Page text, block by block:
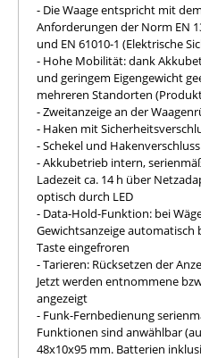
- Die Waage entspricht mit
Anforderungen der Norm EN
und EN 61010-1 (Elektrische
- Hohe Mobilität: dank
und geringem Eigengewicht
mehreren Standorten
- Zweitanzeige an der
- Haken mit
- Schekel und
- Akkubetrieb intern,
Ladezeit ca. 14 h über
optisch durch LED
- Data-Hold-Funktion: bei
Gewichtsanzeige automatisch
Taste eingefroren
- Tarieren: Rücksetzen der
Jetzt werden entnommene
angezeigt
- Funk-Fernbedienung
Funktionen sind anwählbar
48x10x95 mm. Batterien